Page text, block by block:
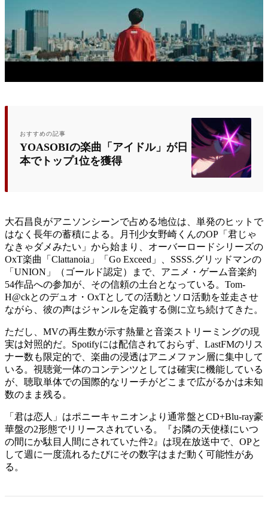
おすすめの記事
YOASOBIの楽曲「アイドル」が日
本でトップ1位を獲得
大石昌良がアニソンシーンで占める地位は、単発のヒットで
はなく長年の蓄積による。月刊少女野崎くんのOP「君じゃ
なきゃダメみたい」から始まり、オーバーロードシリーズの
OxT楽曲「Clattanoia」「Go Exceed」、SSSS.グリッドマンの
「UNION」（ゴールド認定）まで、アニメ・ゲーム音楽約
54作品への参加が、その信頼の土台となっている。Tom-
H@ckとのデュオ・OxTとしての活動とソロ活動を並走させ
ながら、彼の声はジャンルを定義する側に立ち続けてきた。
ただし、MVの再生数が示す熱量と音楽ストリーミングの現
実は対照的だ。Spotifyには配信されておらず、LastFMのリス
ナー数も限定的で、楽曲の浸透はアニメファン層に集中して
いる。視聴覚一体のコンテンツとしては確実に機能している
が、聴取単体での国際的なリーチがどこまで広がるかは未知
数のまま残る。
「君は恋人」はポニーキャニオンより通常盤とCD+Blu-ray豪
華盤の2形態でリリースされている。『お隣の天使様にいつ
の間にか駄目人間にされていた件2』は現在放送中で、OPと
して週に一度流れるたびにその数字はまだ動く可能性があ
る。